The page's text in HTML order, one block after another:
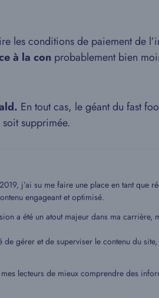
les conditions de paiement de
à la con probablement bien
En tout cas, le géant du fast
supprimée.
j’ai su me faire une place en tant que
engageant et optimisé.
a été un atout majeur dans ma carrière,
gérer et de superviser le contenu du site,
lecteurs de mieux comprendre des